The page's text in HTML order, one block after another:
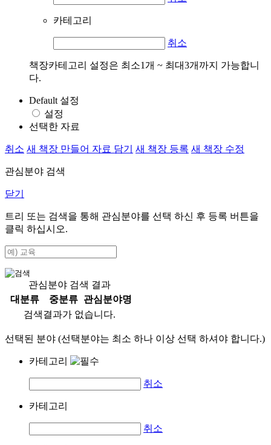
카테고리
취소
책장카테고리 설정은 최소1개 ~ 최대3개까지 가능합니
다.
Default 설정
설정
선택한 자료
취소 새 책장 만들어 자료 담기 새 책장 등록 새 책장 수정
관심분야 검색
닫기
트리 또는 검색을 통해 관심분야를 선택 하신 후 등록 버튼을
클릭 하십시오.
관심분야 검색 결과
대분류
중분류
관심분야명
검색결과가 없습니다.
선택된 분야 (선택분야는 최소 하나 이상 선택 하셔야 합니다.)
카테고리
취소
카테고리
취소